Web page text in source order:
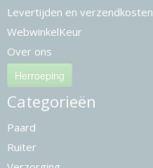
Levertijden en verzendkosten
WebwinkelKeur
Over ons
Herroeping
Categorieën
Paard
Ruiter